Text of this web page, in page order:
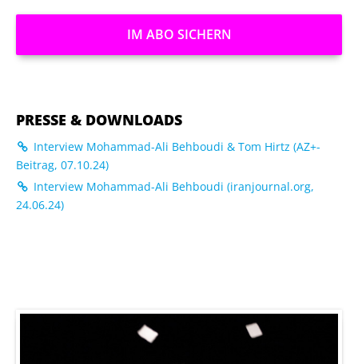
IM ABO SICHERN
PRESSE & DOWNLOADS
Interview Mohammad-Ali Behboudi & Tom Hirtz (AZ+-
Beitrag, 07.10.24)
Interview Mohammad-Ali Behboudi (iranjournal.org,
24.06.24)